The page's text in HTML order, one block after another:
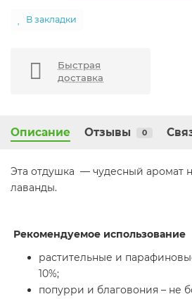
В закладки
Быстрая
доставка
Описание Отзывы 0
Эта отдушка — чудесный аромат
лаванды.
Рекомендуемое использование
растительные и
10%;
попурри и благовония – не